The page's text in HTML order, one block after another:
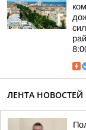
ЛЕНТА НОВОСТЕЙ